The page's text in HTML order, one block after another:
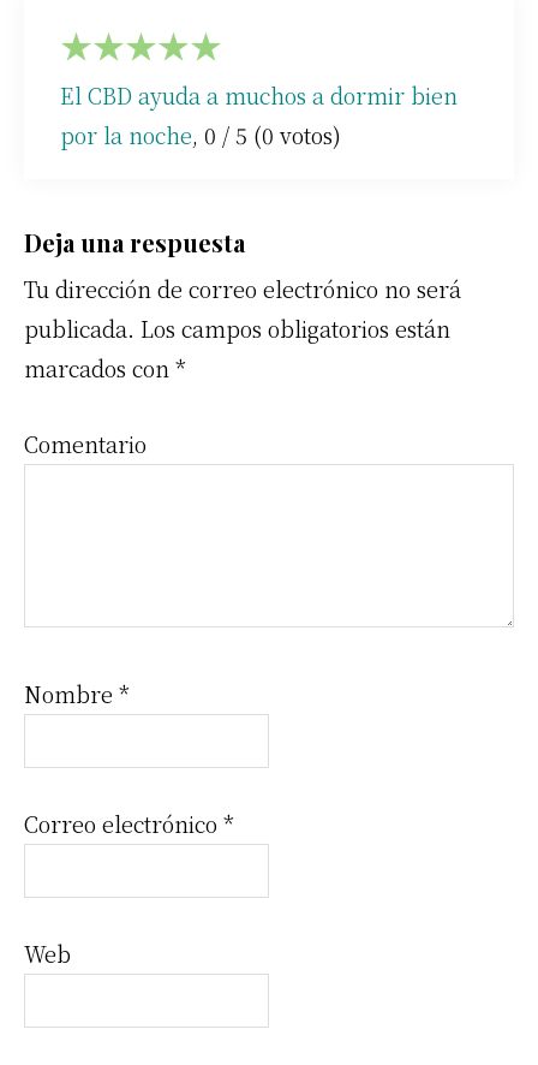
★★★★★
El CBD ayuda a muchos a dormir bien
por la noche, 0 /5 (0 votos)
Interacciones
con
los
lectores
Deja una respuesta
Tu dirección de correo electrónico no será
publicada. Los campos obligatorios están
marcados con *
Comentario
Nombre *
Correo electrónico *
Web